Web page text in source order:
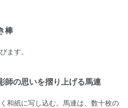
棒
ます。
師の思いを摺り上げる馬連
和紙に写し込む。馬連は、数十枚の